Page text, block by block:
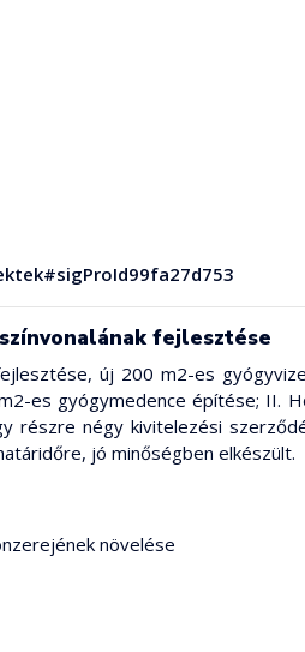
fejlesztése
új 200 m2-es
es gyógymedence építése; II.
részre négy kivitelezési
jó minőségben elkészült.
növelése